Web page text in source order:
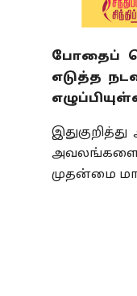
போதைப்
எடுத்த
அவலங்களை
முதன்மை